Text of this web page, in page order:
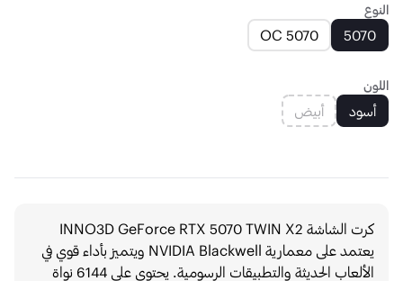
النوع
5070
5070 OC
اللون
أسود أبيض
كرت الشاشة INNO3D GeForce RTX 5070 TWIN X2
يعتمد على معمارية NVIDIA Blackwell ويتميز بأداء قوي في
الألعاب الحديثة والتطبيقات الرسومية. يحتوي على 6144 نواة